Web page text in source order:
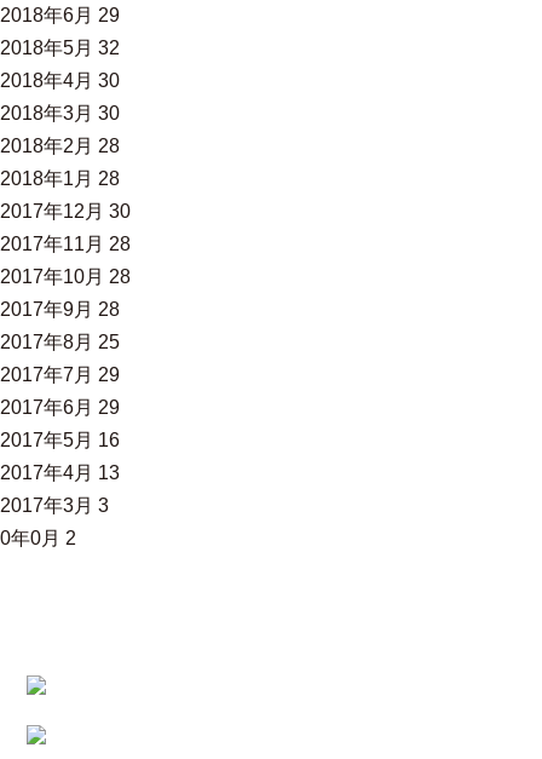
2018年6月 29
2018年5月 32
2018年4月 30
2018年3月 30
2018年2月 28
2018年1月 28
2017年12月 30
2017年11月 28
2017年10月 28
2017年9月 28
2017年8月 25
2017年7月 29
2017年6月 29
2017年5月 16
2017年4月 13
2017年3月 3
0年0月 2